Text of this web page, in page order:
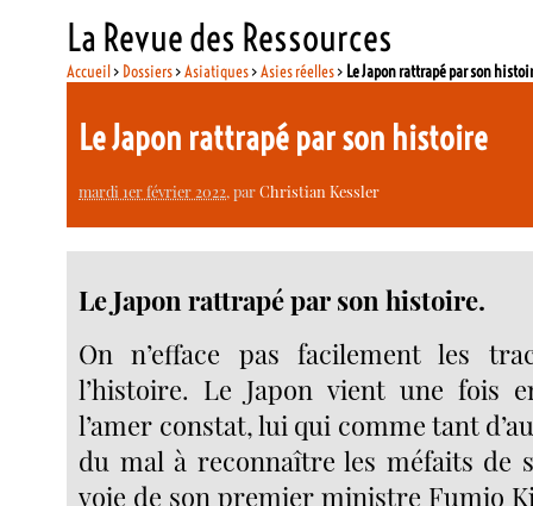
La Revue des Ressources
Accueil> Dossiers>Asiatiques>Asies réelles> Le Japon rattrapé par son
Le Japon rattrapé par son histoire
mardi 1er février 2022, parChristian Kessler
Le Japon rattrapé par son histoire.
On n’efface pas facilement les
l’histoire. Le Japon vient une fois
l’amer constat, lui qui comme tant
du mal à reconnaître les méfaits de
voie de son premier ministre Fumio